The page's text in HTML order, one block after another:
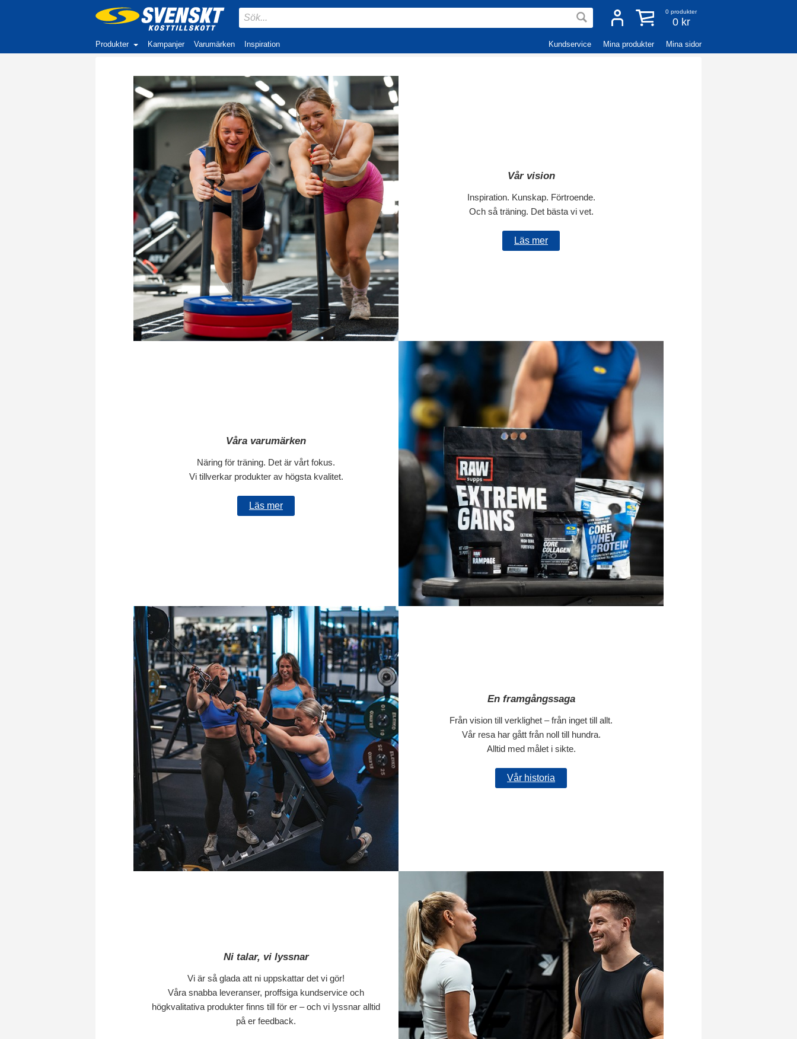
0 produkter
0 kr
Produkter Kampanjer Varumärken Inspiration Kundservice Mina produkter Mina sidor
Vår vision
Inspiration. Kunskap. Förtroende.
Och så träning. Det bästa vi vet.
Läs mer
Våra varumärken
Näring för träning. Det är vårt fokus.
Vi tillverkar produkter av högsta kvalitet.
Läs mer
En framgångssaga
Från vision till verklighet – från inget till allt.
Vår resa har gått från noll till hundra.
Alltid med målet i sikte.
Vår historia
Ni talar, vi lyssnar
Vi är så glada att ni uppskattar det vi gör!
Våra snabba leveranser, proffsiga kundservice och
högkvalitativa produkter finns till för er – och vi lyssnar alltid
på er feedback.